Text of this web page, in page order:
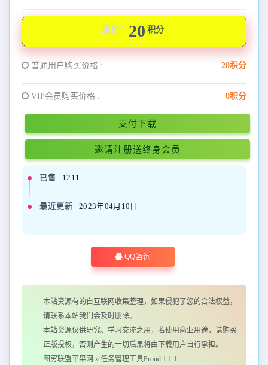
原价： 20 积分
普通用户购买价格 : 20积分
VIP会员购买价格 : 0积分
支付下载
邀请注册送终身会员
已售 1211
最近更新 2023年04月10日
QQ咨询
本站资源有的自互联网收集整理，如果侵犯了您的合法权益，
请联系本站我们会及时删除。
本站资源仅供研究、学习交流之用，若使用商业用途，请购买
正版授权，否则产生的一切后果将由下载用户自行承担。
图穷联盟苹果网 » 任务管理工具Proud 1.1.1